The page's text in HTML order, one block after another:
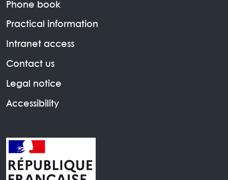
Phone book
Practical information
Intranet access
Contact us
Legal notice
Accessibility